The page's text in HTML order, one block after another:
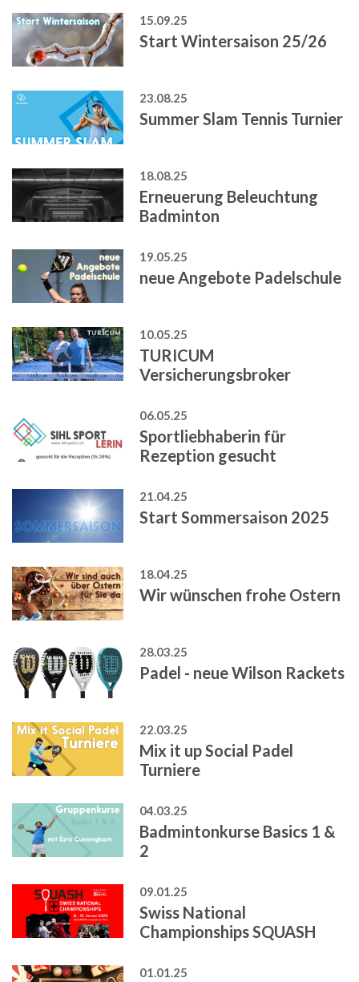
15.09.25
Start Wintersaison 25/26
23.08.25
Summer Slam Tennis Turnier
18.08.25
Erneuerung Beleuchtung
Badminton
19.05.25
neue Angebote Padelschule
10.05.25
TURICUM
Versicherungsbroker
06.05.25
Sportliebhaberin für
Rezeption gesucht
21.04.25
Start Sommersaison 2025
18.04.25
Wir wünschen frohe Ostern
28.03.25
Padel - neue Wilson Rackets
22.03.25
Mix it up Social Padel
Turniere
04.03.25
Badmintonkurse Basics 1 &
2
09.01.25
Swiss National
Championships SQUASH
01.01.25